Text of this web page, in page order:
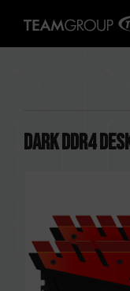
DARK DDR4